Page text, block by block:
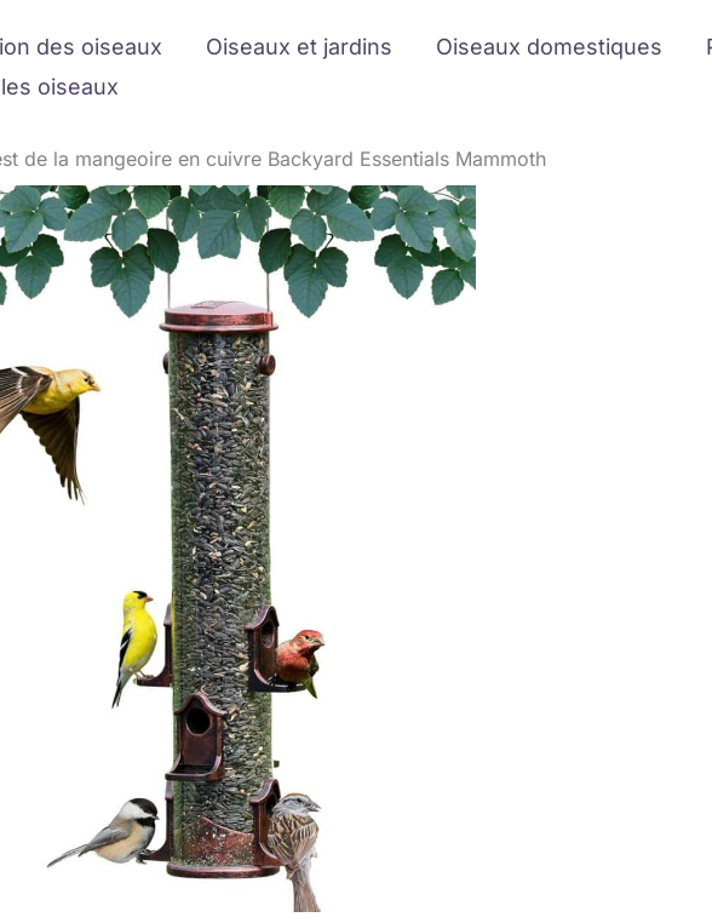
des oiseaux Oiseaux et jardins Oiseaux domestiques
oiseaux
de la mangeoire en cuivre Backyard Essentials Mammoth